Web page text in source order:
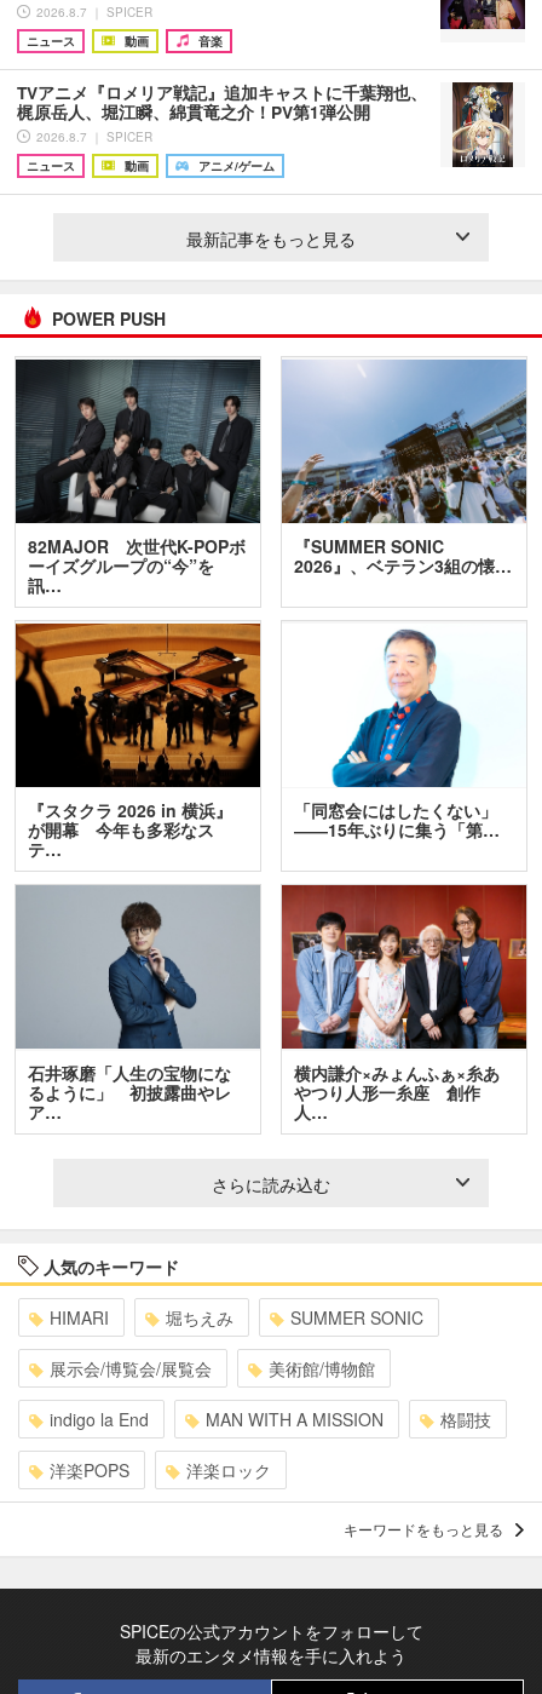
2026.8.7 ｜ SPICER
ニュース
動画 音楽
TVアニメ『ロメリア戦記』追加キャストに千葉翔也、
梶原岳人、堀江瞬、綿貫竜之介！PV第1弾公開
2026.8.7 ｜ SPICER
ニュース
動画 アニメ/ゲーム
最新記事をもっと見る
POWER PUSH
82MAJOR 次世代K-POPボ
ーイズグループの“今”を
訊…
『SUMMER SONIC
2026』、ベテラン3組の懐…
『スタクラ 2026 in 横浜』
が開幕 今年も多彩なス
テ…
「同窓会にはしたくない」
――15年ぶりに集う「第…
石井琢磨「人生の宝物にな
るように」 初披露曲やレ
ア…
横内謙介×みょんふぁ×糸あ
やつり人形一糸座 創作
人…
さらに読み込む
人気のキーワード
HIMARI 堀ちえみ SUMMER SONIC
展示会/博覧会/展覧会 美術館/博物館
indigo la End MAN WITH A MISSION 格闘技
洋楽POPS 洋楽ロック
キーワードをもっと見る
SPICEの公式アカウントをフォローして
最新のエンタメ情報を手に入れよう